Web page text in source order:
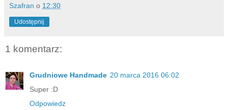
Szafran o 12:30
Udostępnij
1 komentarz:
Grudniowe Handmade 20 marca 2016 06:02
Super :D
Odpowiedz